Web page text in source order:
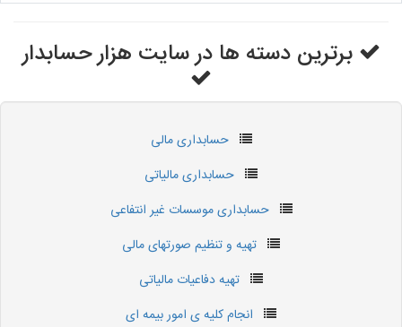
برترین دسته ها در سایت هزار حسابدار
حسابداری مالی
حسابداری مالیاتی
حسابداری موسسات غیر انتفاعی
تهیه و تنظیم صورتهای مالی
تهیه دفاعیات مالیاتی
انجام کلیه ی امور بیمه ای